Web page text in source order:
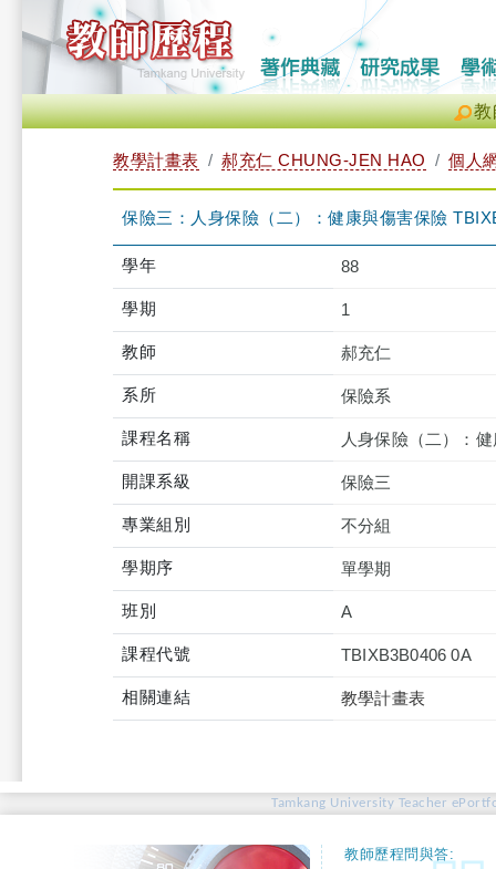
教
教學計畫表 郝充仁 CHUNG-JEN HAO 個人
保險三：人身保險（二）：健康與傷害保險
學年 88
學期 1
教師 郝充仁
系所 保險系
課程名稱 人身保險（二）：
開課系級 保險三
專業組別 不分組
學期序 單學期
班別 A
課程代號 TBIXB3B0406 0A
相關連結 教學計畫表
Tamkang University Teacher
教師歷程問與答: